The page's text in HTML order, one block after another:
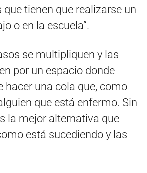
tienen que realizarse un
o en la escuela”.
se multipliquen y las
por un espacio donde
hacer una cola que, como
que está enfermo. Sin
la mejor alternativa que
está sucediendo y las